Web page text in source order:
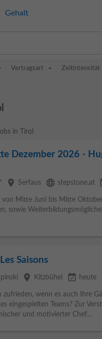
Gehalt
Vertragsart Zeitintensität
in Tirol
Dezember 2026 -
place Serfaus language stepstone.at
von Mitte Juni bis Mitte
sowie
Saisons
place Kitzbühel event_available heute
zufrieden, wenn es auch Ihre
eingespielten Teams? Zur
und motivierter Chef...